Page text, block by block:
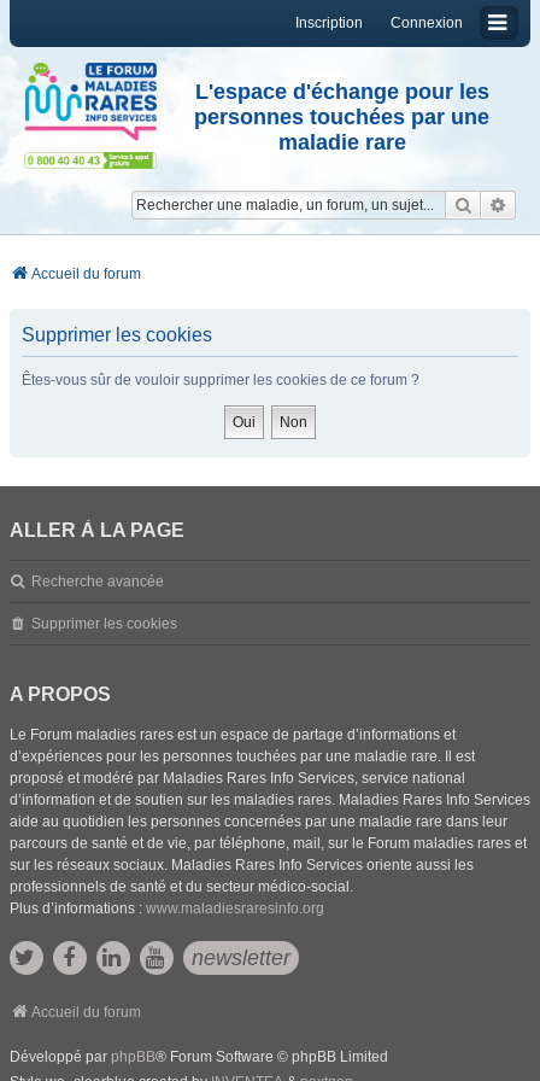
Connexion
Inscription
L'espace d'échange pour les
personnes touchées par une
maladie rare
Accueil du forum
Supprimer les cookies
Êtes-vous sûr de vouloir supprimer les cookies de ce forum ?
ALLER À LA PAGE
Recherche avancée
Supprimer les cookies
A PROPOS
Le Forum maladies rares est un espace de partage d’informations et
d’expériences pour les personnes touchées par une maladie rare. Il est
proposé et modéré par Maladies Rares Info Services, service national
d’information et de soutien sur les maladies rares. Maladies Rares Info Services
aide au quotidien les personnes concernées par une maladie rare dans leur
parcours de santé et de vie, par téléphone, mail, sur le Forum maladies rares et
sur les réseaux sociaux. Maladies Rares Info Services oriente aussi les
professionnels de santé et du secteur médico-social.
Plus d’informations : www.maladiesraresinfo.org
newsletter
Accueil du forum
Développé par phpBB® Forum Software © phpBB Limited